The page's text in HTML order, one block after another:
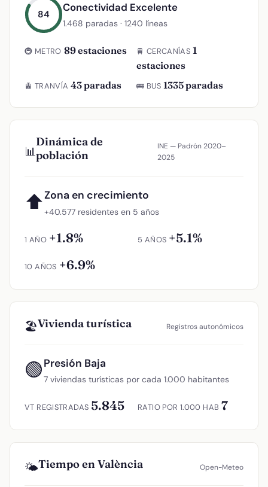
84
Conectividad Excelente
1.468 paradas · 1240 líneas
🚇 METRO 89 estaciones 🚆 CERCANÍAS 1
estaciones
🚊 TRANVÍA 43 paradas 🚌 BUS 1335 paradas
📊
Dinámica de
población
INE — Padrón 2020–
2025
⬆Zona en crecimiento
+40.577 residentes en 5 años
1 AÑO +1.8% 5 AÑOS +5.1%
10 AÑOS +6.9%
🏖️Vivienda turística Registros autonómicos
🟢Presión Baja
7 viviendas turísticas por cada 1.000 habitantes
VT REGISTRADAS 5.845 RATIO POR 1.000 HAB 7
🌤️Tiempo en València Open-Meteo